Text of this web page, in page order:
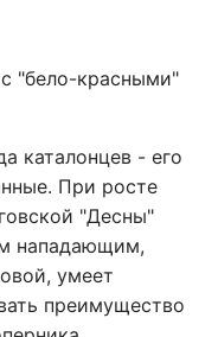
с "бело-красными"
каталонцев - его
При росте
"Десны"
нападающим,
умеет
преимущество